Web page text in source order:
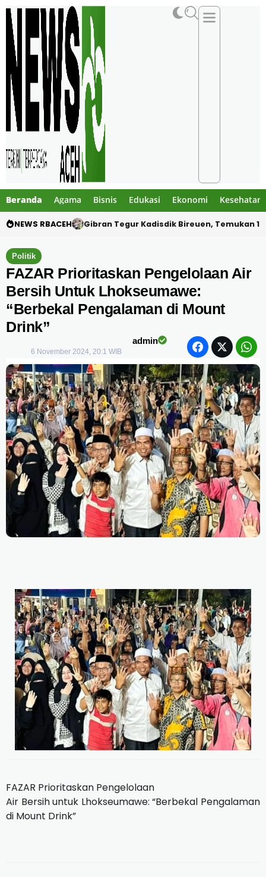
Beranda Agama Bisnis Edukasi Ekonomi Kesehatan
NEWS RBACEH PHE NSO Klarifikasi Dugaan Bau Amoniak
Politik
FAZAR Prioritaskan Pengelolaan Air
Bersih Untuk Lhokseumawe:
“Berbekal Pengalaman di Mount
Drink”
admin
6 November 2024, 20:1 WIB
FAZAR Prioritaskan Pengelolaan
Air Bersih untuk Lhokseumawe: “Berbekal Pengalaman
di Mount Drink”